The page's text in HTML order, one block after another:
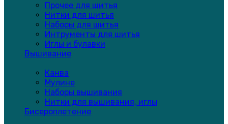
Прочее для шитья
Нитки для шитья
Наборы для шитья
Интрументы для шитья
Иглы и булавки
Вышивание
Канва
Мулине
Наборы вышивания
Нитки для вышивания, иглы
Бисероплетение